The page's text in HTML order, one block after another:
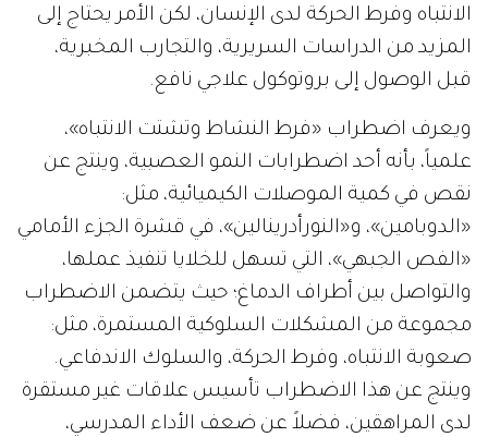
الانتباه وفرط الحركة لدى الإنسان، لكن الأمر يحتاج إلى
المزيد من الدراسات السريرية، والتجارب المخبرية،
قبل الوصول إلى بروتوكول علاجي نافع.
ويعرف اضطراب «فرط النشاط وتشتت الانتباه»،
علمياً، بأنه أحد اضطرابات النمو العصبية، وينتج عن
نقص في كمية الموصلات الكيميائية، مثل:
«الدوبامين»، و«النورأدرينالين»، في قشرة الجزء الأمامي
«الفص الجبهي»، التي تسهل للخلايا تنفيذ عملها،
والتواصل بين أطراف الدماغ؛ حيث يتضمن الاضطراب
مجموعة من المشكلات السلوكية المستمرة، مثل:
صعوبة الانتباه، وفرط الحركة، والسلوك الاندفاعي.
وينتج عن هذا الاضطراب تأسيس علاقات غير مستقرة
لدى المراهقين، فضلاً عن ضعف الأداء المدرسي،